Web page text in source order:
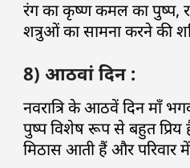
रंग का कृष्ण कमल का पुष्प,
शत्रुओं का सामना करने की
8) आठवां दिन :
नवरात्रि के आठवें दिन माँ
पुष्प विशेष रूप से बहुत प्रिय
मिठास आती हैं और परिवार